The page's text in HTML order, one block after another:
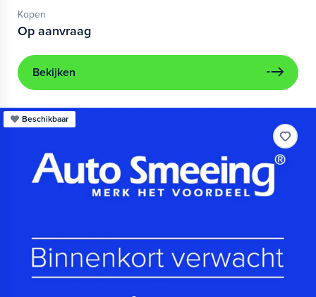
Kopen
Op aanvraag
Bekijken
Beschikbaar